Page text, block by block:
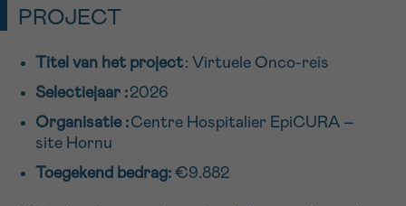
PROJECT
Titel van het project: Virtuele Onco-reis
Selectiejaar :2026
Organisatie :Centre Hospitalier EpiCURA –
site Hornu
Toegekend bedrag: €9.882
VOORNAAM
EMAIL
16h-18h
Verder